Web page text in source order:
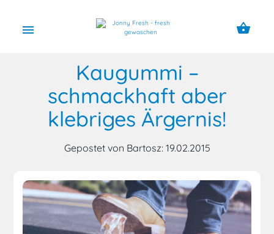
menu shopping_basket
Kaugummi –
schmackhaft aber
klebriges Ärgernis!
Gepostet von Bartosz: 19.02.2015